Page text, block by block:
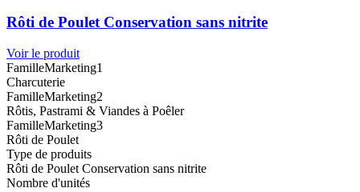
Rôti de Poulet Conservation sans nitrite
Voir le produit
FamilleMarketing1
Charcuterie
FamilleMarketing2
Rôtis, Pastrami & Viandes à Poêler
FamilleMarketing3
Rôti de Poulet
Type de produits
Rôti de Poulet Conservation sans nitrite
Nombre d'unités